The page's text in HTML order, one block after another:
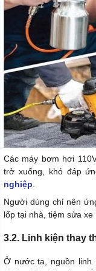
Các máy bơm hơi
trở xuống, khó đáp
nghiệp.
Người dùng chỉ nên
lốp tại nhà, tiệm sửa xe
3.2. Linh kiện thay
Ở nước ta, nguồn linh